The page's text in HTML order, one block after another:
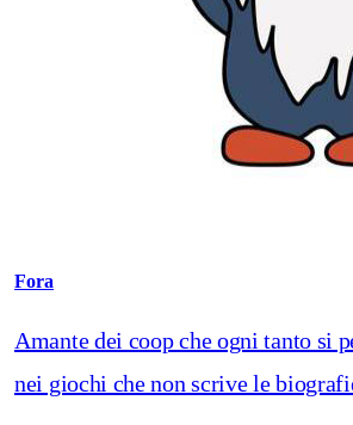
Fora
Amante dei coop che ogni tanto si
nei giochi che non scrive le